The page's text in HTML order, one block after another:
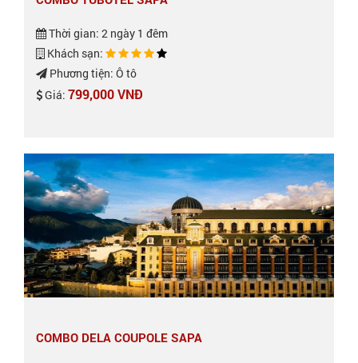
Thời gian: 2 ngày 1 đêm
Khách sạn:
Phương tiện: Ô tô
Giá: 799,000 VNĐ
COMBO DELA COUPOLE SAPA